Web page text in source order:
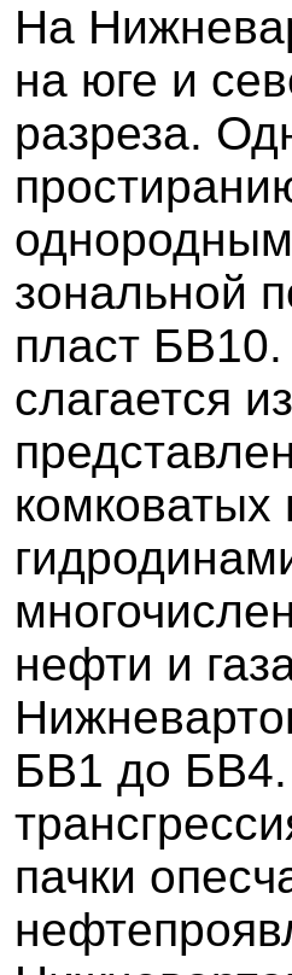
На
на юге и
разреза.
зональной
пласт БВ10.
слагается
комковатых
нефти и
БВ1 до БВ4.
пачки